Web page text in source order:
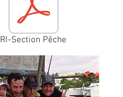
RI-Section Pêche